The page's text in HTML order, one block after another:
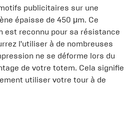
publicitaires sur une
épaisse de 450 μm. Ce
est reconnu pour sa résistance
l'utiliser à de nombreuses
ne se déforme lors du
de votre totem. Cela signifie
utiliser votre tour à de